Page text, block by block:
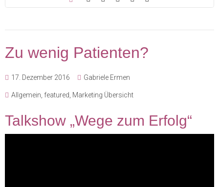
Zu wenig Patienten?
17. Dezember 2016 Gabriele Ermen
Allgemein featured Marketing Übersicht
Talkshow „Wege zum Erfolg“